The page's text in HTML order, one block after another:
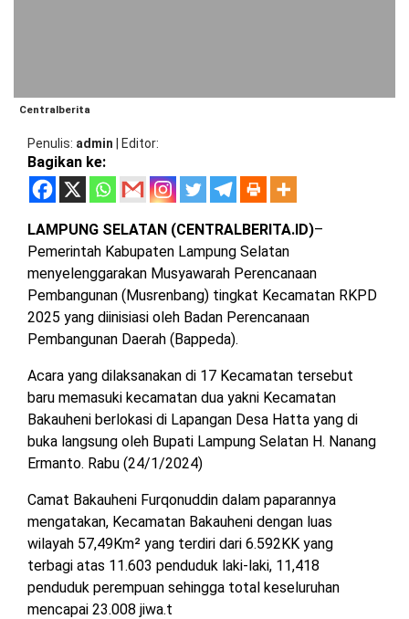
TENGAH
LAMPUNG
BARAT
TIMUR
LAMPUNG
UTARA
MESUJI
PESISIR
BARAT
TULANG
BAWANG
TULANG
BAWANG
BARAT
WAYKANAN
DPRD
DPRD
LAMSEL
DPRD
LAMTENG
DPRD
LAMBAR
LAMTIM
DPRD
LAMPUNG
UTARA
DPRD
MESUJI
DPRD
PESISIR
BARAT
Centralberita
Penulis admin | Editor
Bagikan ke:
LAMPUNG SELATAN (CENTRALBERITA.ID)–
Pemerintah Kabupaten Lampung Selatan
menyelenggarakan Musyawarah Perencanaan
Pembangunan (Musrenbang) tingkat Kecamatan RKPD
2025 yang diinisiasi oleh Badan Perencanaan
Pembangunan Daerah (Bappeda).
Acara yang dilaksanakan di 17 Kecamatan tersebut
baru memasuki kecamatan dua yakni Kecamatan
Bakauheni berlokasi di Lapangan Desa Hatta yang di
buka langsung oleh Bupati Lampung Selatan H. Nanang
Ermanto. Rabu (24/1/2024)
Camat Bakauheni Furqonuddin dalam paparannya
mengatakan, Kecamatan Bakauheni dengan luas
wilayah 57,49Km² yang terdiri dari 6.592KK yang
terbagi atas 11.603 penduduk laki-laki, 11,418
penduduk perempuan sehingga total keseluruhan
mencapai 23.008 jiwa.t